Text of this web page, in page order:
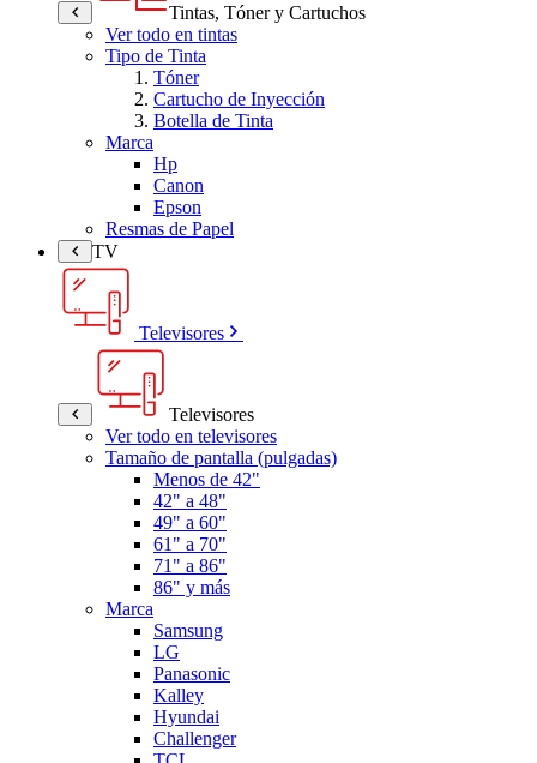
Tintas, Tóner y Cartuchos
Ver todo en tintas
Tipo de Tinta
Tóner
Cartucho de Inyección
Botella de Tinta
Marca
Hp
Canon
Epson
Resmas de Papel
TV
Televisores
Televisores
Ver todo en televisores
Tamaño de pantalla (pulgadas)
Menos de 42"
42" a 48"
49" a 60"
61" a 70"
71" a 86"
86" y más
Marca
Samsung
LG
Panasonic
Kalley
Hyundai
Challenger